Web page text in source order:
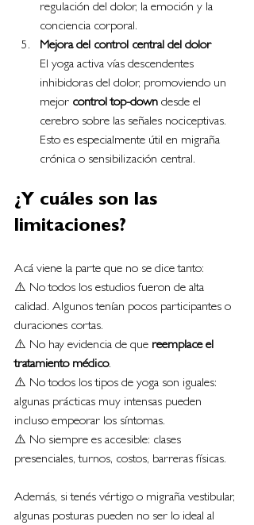
regulación del dolor, la emoción y la
conciencia corporal.
Mejora del control central del dolor
El yoga activa vías descendentes
inhibidoras del dolor, promoviendo un
mejor control top-down desde el
cerebro sobre las señales nociceptivas.
Esto es especialmente útil en migraña
crónica o sensibilización central.
¿Y cuáles son las
limitaciones?
Acá viene la parte que no se dice tanto:
⚠️ No todos los estudios fueron de alta
calidad. Algunos tenían pocos participantes o
duraciones cortas.
⚠️ No hay evidencia de que reemplace el
tratamiento médico.
⚠️ No todos los tipos de yoga son iguales:
algunas prácticas muy intensas pueden
incluso empeorar los síntomas.
⚠️ No siempre es accesible: clases
presenciales, turnos, costos, barreras físicas.
Además, si tenés vértigo o migraña vestibular,
algunas posturas pueden no ser lo ideal al